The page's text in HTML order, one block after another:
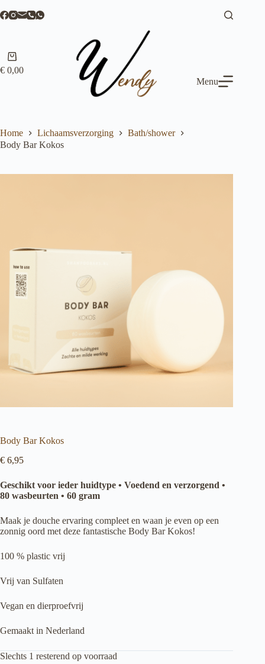
naar
Winkelwagen
€ 0,00
Menu
Home Lichaamsverzorging
Bath/shower
Body Bar Kokos
Body Bar Kokos
€ 6,95
Geschikt voor ieder huidtype • Voedend en verzorgend •
80 wasbeurten • 60 gram
Maak je douche ervaring compleet en waan je even op een
zonnig oord met deze fantastische Body Bar Kokos!
100 % plastic vrij
Vrij van Sulfaten
Vegan en dierproefvrij
Gemaakt in Nederland
Slechts 1 resterend op voorraad